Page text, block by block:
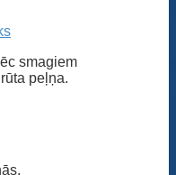
smagiem
peļņa.